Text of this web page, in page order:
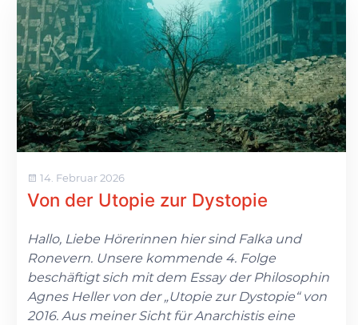
14. Februar 2026
Von der Utopie zur Dystopie
Hallo, Liebe Hörerinnen hier sind Falka und
Ronevern. Unsere kommende 4. Folge
beschäftigt sich mit dem Essay der Philosophin
Agnes Heller von der „Utopie zur Dystopie“ von
2016. Aus meiner Sicht für Anarchistis eine